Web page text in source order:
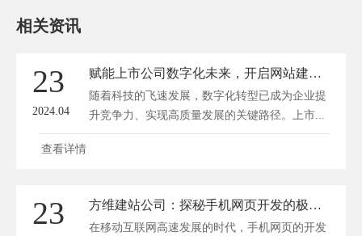
相关资讯
23
2024.04
赋能上市公司数字化未来，开启网站建设新篇章
随着科技的飞速发展，数字化转型已成为企业提
升竞争力、实现高质量发展的关键路径。上市...
查看详情
23 方维建站公司：探秘手机网页开发的极致技艺
在移动互联网高速发展的时代，手机网页的开发